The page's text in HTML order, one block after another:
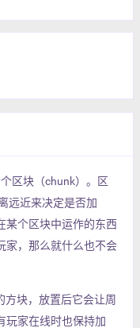
区块（chunk）。区
远近来决定是否加
某个区块中运作的东西
家，那么就什么也不会
方块，放置后它会让周
玩家在线时也保持加